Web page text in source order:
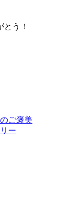
う！
ご褒美
ー